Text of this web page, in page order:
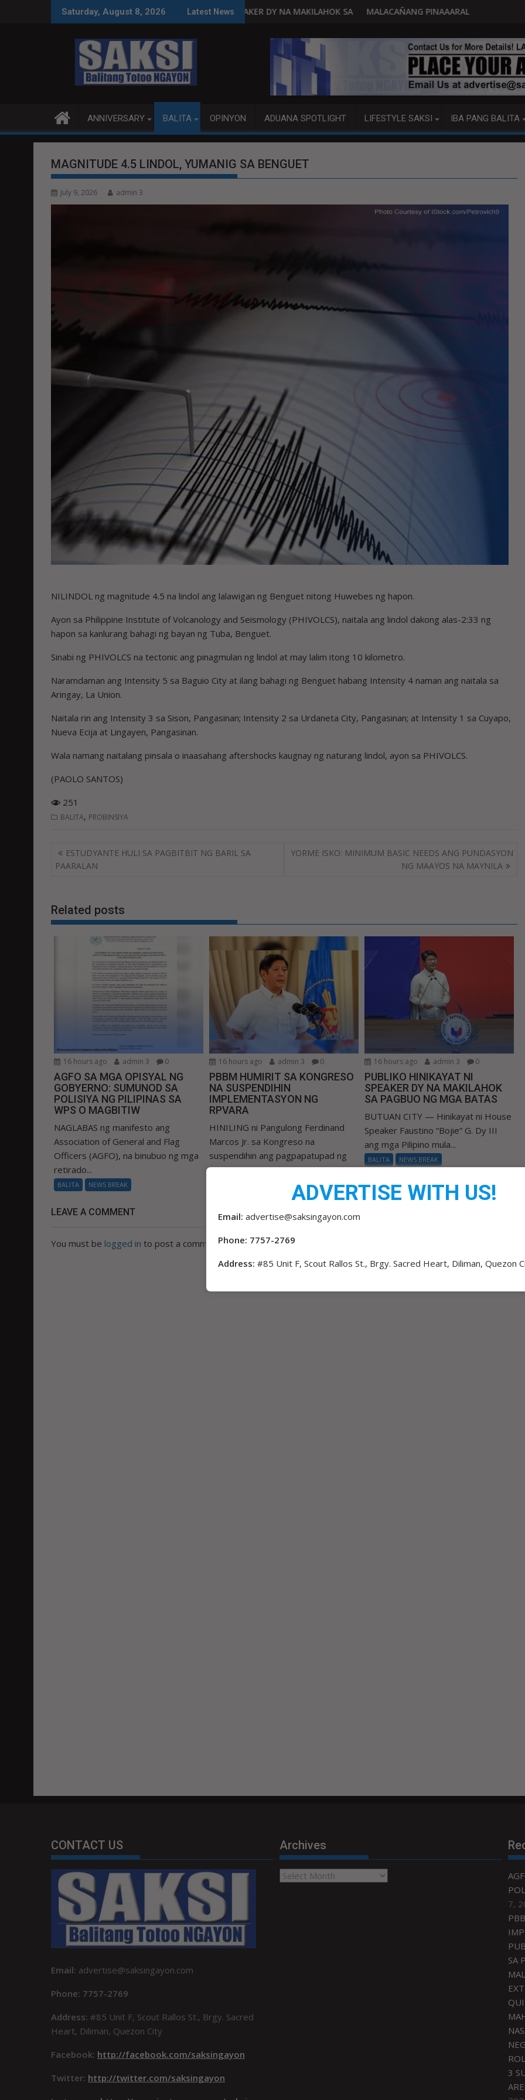
Saturday, August 8, 2026 Latest News
NG RPVARA
PUBLIKO HINIKAYAT NI SPEAKER DY NA MAKILAHOK SA PAGBUO NG MGA BATASMALACAÑANG PINAAARAL NA SA DOJ ANG EXTRADITION
ANNIVERSARY BALITA OPINYON ADUANA SPOTLIGHT LIFESTYLE SAKSI IBA PANG BALITA
MAGNITUDE 4.5 LINDOL, YUMANIG SA BENGUET
July 9, 2026 admin 3
NILINDOL ng magnitude 4.5 na lindol ang lalawigan ng Benguet nitong Huwebes ng hapon.
Ayon sa Philippine Institute of Volcanology and Seismology (PHIVOLCS), naitala ang lindol dakong alas-2:33 ng
hapon sa kanlurang bahagi ng bayan ng Tuba, Benguet.
Sinabi ng PHIVOLCS na tectonic ang pinagmulan ng lindol at may lalim itong 10 kilometro.
Naramdaman ang Intensity 5 sa Baguio City at ilang bahagi ng Benguet habang Intensity 4 naman ang naitala sa
Aringay, La Union.
Naitala rin ang Intensity 3 sa Sison, Pangasinan; Intensity 2 sa Urdaneta City, Pangasinan; at Intensity 1 sa Cuyapo,
Nueva Ecija at Lingayen, Pangasinan.
Wala namang naitalang pinsala o inaasahang aftershocks kaugnay ng naturang lindol, ayon sa PHIVOLCS.
(PAOLO SANTOS)
251
BALITA, PROBINSIYA
Post
navigation
ESTUDYANTE HULI SA PAGBITBIT NG BARIL SA
PAARALAN
YORME ISKO: MINIMUM BASIC NEEDS ANG PUNDASYON
NG MAAYOS NA MAYNILA
Related posts
16 hours ago admin 3 0
AGFO SA MGA OPISYAL NG
GOBYERNO: SUMUNOD SA
POLISIYA NG PILIPINAS SA
WPS O MAGBITIW
NAGLABAS ng manifesto ang
Association of General and Flag
Officers (AGFO), na binubuo ng mga
retirado...
BALITA NEWS BREAK
16 hours ago admin 3 0
PBBM HUMIRIT SA KONGRESO
NA SUSPENDIHIN
IMPLEMENTASYON NG
RPVARA
HINILING ni Pangulong Ferdinand
Marcos Jr. sa Kongreso na
suspendihin ang pagpapatupad ng
Real Property Valuation...
16 hours ago admin 3 0
PUBLIKO HINIKAYAT NI
SPEAKER DY NA MAKILAHOK
SA PAGBUO NG MGA BATAS
BUTUAN CITY — Hinikayat ni House
Speaker Faustino “Bojie” G. Dy III
ang mga Pilipino mula...
BALITA NEWS BREAK
LEAVE A COMMENT
You must be logged in to post a comment.
CONTACT US
Email: advertise@saksingayon.com
Phone: 7757-2769
Address: #85 Unit F, Scout Rallos St., Brgy. Sacred
Heart, Diliman, Quezon City
Facebook: http://facebook.com/saksingayon
Twitter: http://twitter.com/saksingayon
Archives
Archives
7,
SA
3
ADVERTISE WITH US!
Email: advertise@saksingayon.com
Phone: 7757-2769
Address: #85 Unit F, Scout Rallos St., Brgy. Sacred Heart, Diliman, Quezon